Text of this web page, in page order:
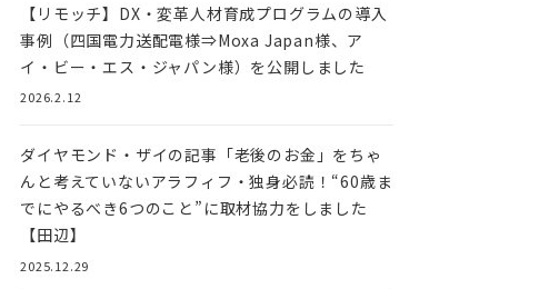
【リモッチ】DX・変革人材育成プログラムの導入
事例（四国電力送配電様⇒Moxa Japan様、ア
イ・ビー・エス・ジャパン様）を公開しました
2026.2.12
ダイヤモンド・ザイの記事「老後のお金」をちゃ
んと考えていないアラフィフ・独身必読！“60歳ま
でにやるべき6つのこと”に取材協力をしました
【田辺】
2025.12.29